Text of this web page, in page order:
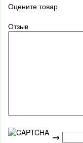
Оцените товар
Отзыв
→